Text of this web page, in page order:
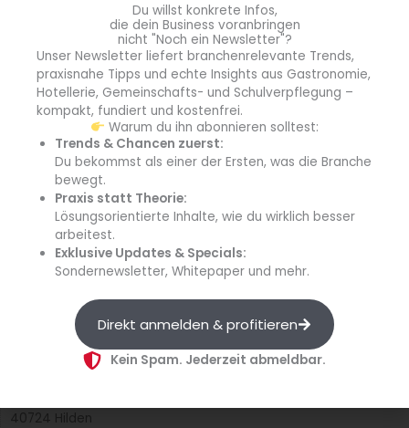
Kontakt
AGB
Wiederrufsbelehrung
Datenschutzerklärung
Impressum
Cookie-Richtlinie (EU)
B&L MedienGesellschaft mbH & Co. KG
Postfach 10 02 20
40702 Hilden
40724 Hilden
Du willst konkrete Infos,
die dein Business voranbringen
nicht "Noch ein Newsletter"?
Unser Newsletter liefert branchenrelevante Trends,
praxisnahe Tipps und echte Insights aus Gastronomie,
Hotellerie, Gemeinschafts- und Schulverpflegung –
kompakt, fundiert und kostenfrei.
Warum du ihn abonnieren solltest:
Trends & Chancen zuerst:
Du bekommst als einer der Ersten, was die Branche
bewegt.
Praxis statt Theorie:
Lösungsorientierte Inhalte, wie du wirklich besser
arbeitest.
Exklusive Updates & Specials:
Sondernewsletter, Whitepaper und mehr.
Direkt anmelden & profitieren
Kein Spam. Jederzeit abmeldbar.